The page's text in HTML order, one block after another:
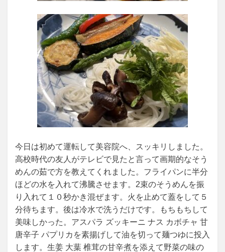
今日は初めて運転して美容院へ、スッキリしました。
高校時代の友人がテレビで見たと言って画期的なそう
めんの茹で方を教えてくれました。フライパンに半分
ほどの水を入れて沸騰させます。2束のそうめんを振
り入れて１０秒かき混ぜます。火を止めて蓋をして５
分待ちます。後は冷水で洗うだけです。もちもちして
美味しかった。アスパラ ズッキーニ ナス カボチャ 甘
唐辛子 パプリカを素揚げして油を切って麺つゆに投入
します。生姜 大葉 椎茸の甘辛煮を添えて野菜の味の